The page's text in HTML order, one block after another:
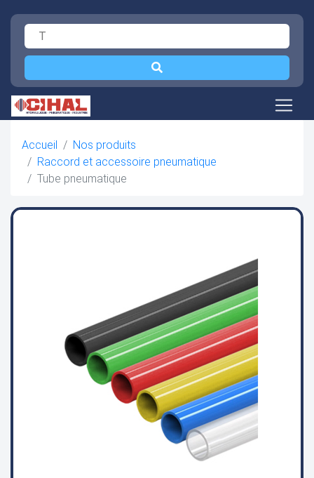
Accueil
Nos produits
Raccord et accessoire pneumatique
Tube pneumatique